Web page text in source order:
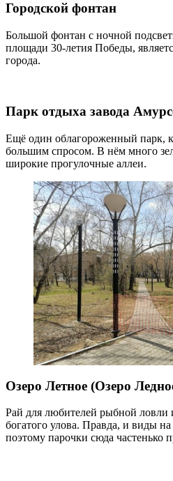
Городской фонтан
Большой фонтан с ночной
площади 30-летия Победы,
города.
Парк отдыха завода
Ещё один облагороженный парк,
большим спросом. В нём много
широкие прогулочные аллеи.
Озеро Летное (Озеро
Рай для любителей рыбной ловли
богатого улова. Правда, и виды
поэтому парочки сюда частенько